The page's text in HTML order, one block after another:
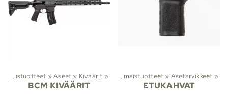
Viranomaistuotteet ‪»Aseet ‪» Kiväärit ‪»
BCM KIVÄÄRIT
Lajit ‪» Viranomaistuotteet ‪» Asetarvikkeet ‪»
ETUKAHVAT